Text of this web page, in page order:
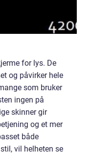
for lys. De
og påvirker hele
som bruker
ingen på
skinner gir
og et mer
både
vil helheten se